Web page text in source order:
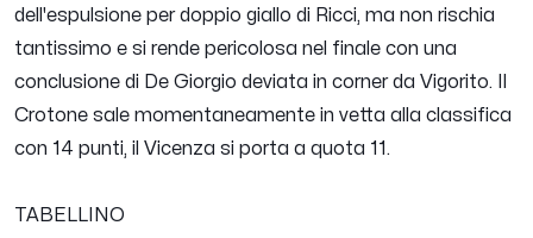
dell'espulsione per doppio giallo di Ricci, ma non rischia
tantissimo e si rende pericolosa nel finale con una
conclusione di De Giorgio deviata in corner da Vigorito. Il
Crotone sale momentaneamente in vetta alla classifica
con 14 punti, il Vicenza si porta a quota 11.
TABELLINO